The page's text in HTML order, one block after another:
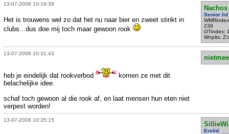
13-07-2008 10:19:39
Nachos
Senior lid
239
OTindex:
Wnplts:
Het is trouwens wel zo dat het nu naar bier en zweet stinkt in
clubs...dus doe mij toch maar gewoon rook
13-07-2008 10:31:43
heb je eindelijk dat rookverbod
komen ze met dit
belachelijke idee.
schaf toch gewoon al die rook af, en laat mensen hun eten niet
verpest worden!
13-07-2008 10:35:15
Erelid